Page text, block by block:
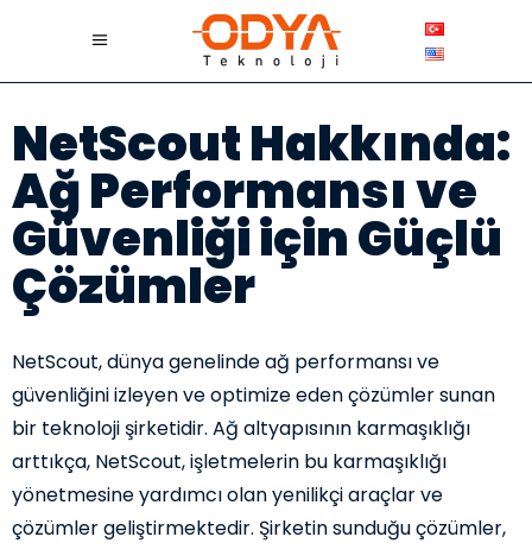
NetScout Hakkında:
Ağ Performansı ve
Güvenliği için Güçlü
Çözümler
NetScout, dünya genelinde ağ performansı ve
güvenliğini izleyen ve optimize eden çözümler sunan
bir teknoloji şirketidir. Ağ altyapısının karmaşıklığı
arttıkça, NetScout, işletmelerin bu karmaşıklığı
yönetmesine yardımcı olan yenilikçi araçlar ve
çözümler geliştirmektedir. Şirketin sunduğu çözümler,